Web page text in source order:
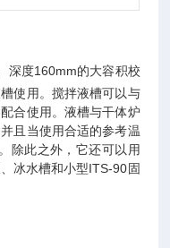
深度160mm的大容积校
使用。搅拌液槽可以与
合使用。液槽与干体炉
且当使用合适的参考温
除此之外，它还可以用
冰水槽和小型ITS-90固